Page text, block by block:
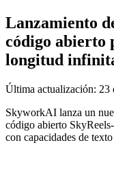
Lanzamiento
código abierto
longitud
Última actualización: 23
SkyworkAI lanza un
código abierto
con capacidades de